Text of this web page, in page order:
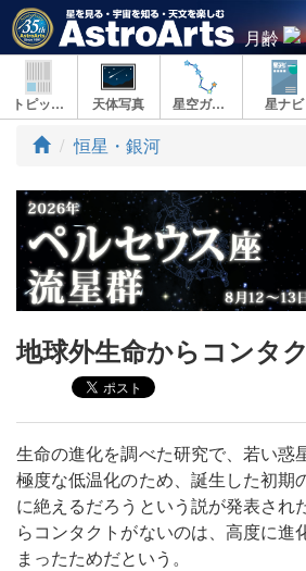
月齢
トピックス 天体写真 星空ガイド 星ナビ
ト
プ
恒星・銀河
地球外生命からコンタ
生命の進化を調べた研究で、若い惑
極度な低温化のため、誕生した初期
に絶えるだろうという説が発表され
らコンタクトがないのは、高度に進
まったためだという。